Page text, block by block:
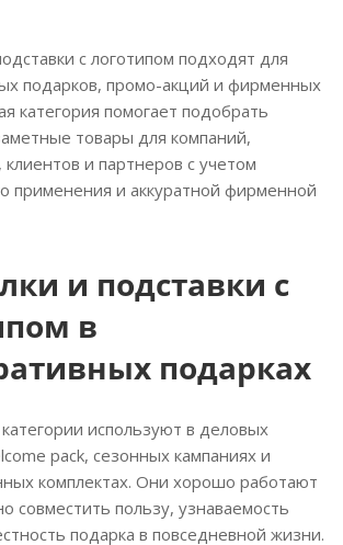
с логотипом подходят для
подарков, промо-акций и фирменных
категория помогает подобрать
товары для компаний,
клиентов и партнеров с учетом
применения и аккуратной фирменной
и подставки с
в
подарках
используют в деловых
pack, сезонных кампаниях и
комплектах. Они хорошо работают
совместить пользу, узнаваемость
подарка в повседневной жизни.